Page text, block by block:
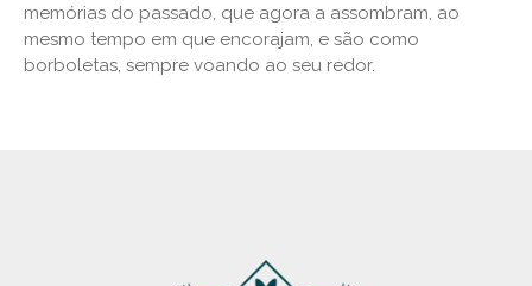
memórias do passado, que agora a assombram, ao
mesmo tempo em que encorajam, e são como
borboletas, sempre voando ao seu redor.